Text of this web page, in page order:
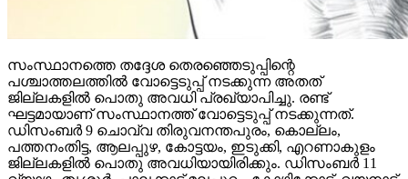
സംസ്ഥാനത്തെ തദ്ദേശ തെരഞ്ഞെടുപ്പിന്റെ
പശ്ചാത്തലത്തില്‍ വോട്ടെടുപ്പ് നടക്കുന്ന അതത്
ജില്ലകളില്‍ പൊതു അവധി പ്രഖ്യാപിച്ചു. രണ്ട്
ഘട്ടമായാണ് സംസ്ഥാനത്ത് വോട്ടെടുപ്പ് നടക്കുന്നത്.
ഡിസംബര്‍ 9 ചൊവ്വ തിരുവനന്തപുരം, കൊല്ലം,
പത്തനംതിട്ട, ആലപ്പുഴ, കോട്ടയം, ഇടുക്കി, എറണാകുളം
ജില്ലകളില്‍ പൊതു അവധിയായിരിക്കും. ഡിസംബര്‍ 11